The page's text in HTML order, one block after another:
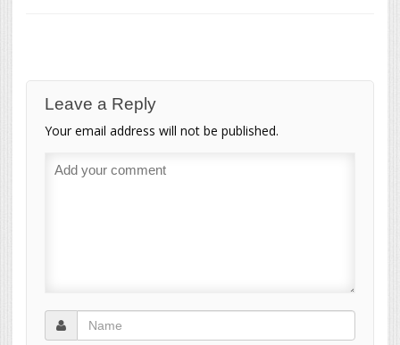
Leave a Reply
Your email address will not be published.